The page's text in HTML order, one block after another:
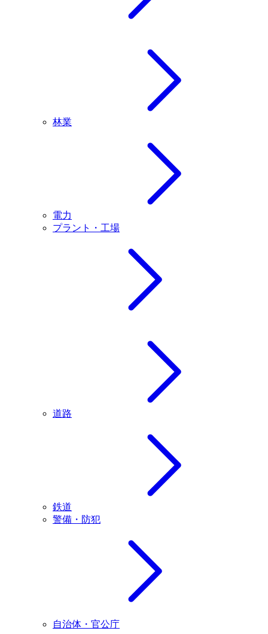
林業
電力
プラント・工場
道路
鉄道
警備・防犯
自治体・官公庁